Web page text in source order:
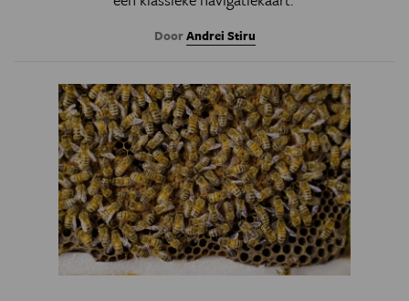
DoorAndrei Stiru